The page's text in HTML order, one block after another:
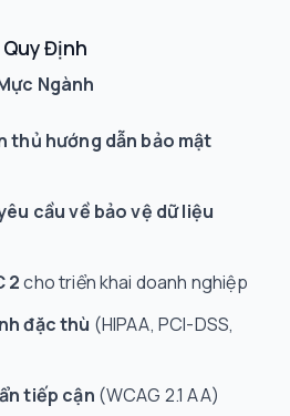
Định
Ngành
thủ hướng dẫn bảo mật
cầu về bảo vệ dữ liệu
2cho triển khai doanh nghiệp
đặc thù (HIPAA, PCI-DSS,
tiếp cận (WCAG 2.1 AA)